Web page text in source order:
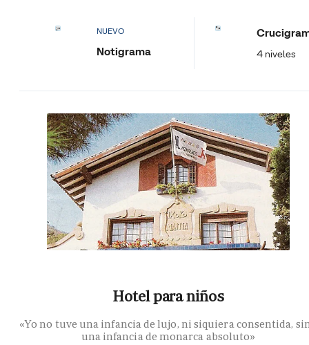
NUEVO
Notigrama 4 niveles
Hotel para niños
«Yo no tuve una infancia de lujo, ni siquiera consentida,
una infancia de monarca absoluto»